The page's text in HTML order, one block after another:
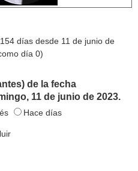
días desde 11 de junio de
día 0)
de la fecha
11 de junio de 2023.
Hace días